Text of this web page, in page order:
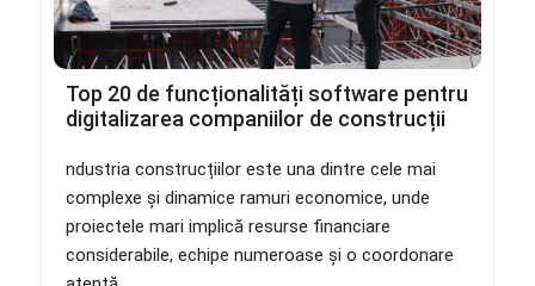
Top 20 de funcționalități software pentru
digitalizarea companiilor de construcții
ndustria construcțiilor este una dintre cele mai
complexe și dinamice ramuri economice, unde
proiectele mari implică resurse financiare
considerabile, echipe numeroase și o coordonare